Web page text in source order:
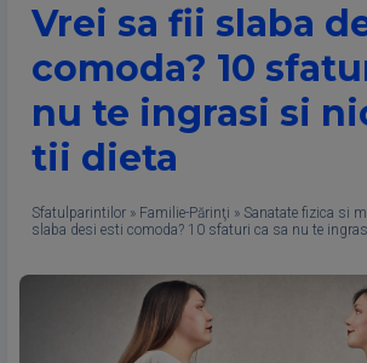
Vrei sa fii slaba
comoda? 10
nu te ingrasi si
tii dieta
Sfatulparintilor » Familie-Părinţi » Sanatate fizica si
slaba desi esti comoda? 10 sfaturi ca sa nu te